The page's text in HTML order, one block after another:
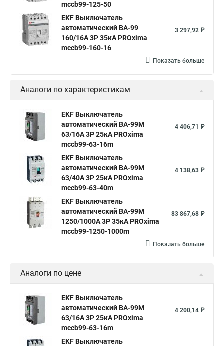
mccb99-125-50
EKF Выключатель
автоматический ВА-99
160/16А 3P 35кА PROxima
mccb99-160-16
3 297,92 ₽
Показать больше
Аналоги по характеристикам
EKF Выключатель
автоматический ВА-99М
63/16А 3P 25кА PROxima
mccb99-63-16m
4 406,71 ₽
EKF Выключатель
автоматический ВА-99М
63/40А 3P 25кА PROxima
mccb99-63-40m
4 138,63 ₽
EKF Выключатель
автоматический ВА-99М
1250/1000А 3P 35кА PROxima
mccb99-1250-1000m
83 867,68 ₽
Показать больше
Аналоги по цене
EKF Выключатель
автоматический ВА-99М
63/16А 3P 25кА PROxima
mccb99-63-16m
4 200,14 ₽
EKF Выключатель